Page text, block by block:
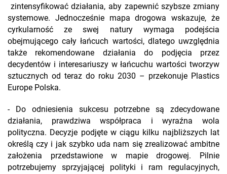
zintensyfikować działania, aby zapewnić szybsze zmiany
systemowe. Jednocześnie mapa drogowa wskazuje, że
cyrkularność ze swej natury wymaga podejścia
obejmującego cały łańcuch wartości, dlatego uwzględnia
także rekomendowane działania do podjęcia przez
decydentów i interesariuszy w łańcuchu wartości tworzyw
sztucznych od teraz do roku 2030 – przekonuje Plastics
Europe Polska.
- Do odniesienia sukcesu potrzebne są zdecydowane
działania, prawdziwa współpraca i wyraźna wola
polityczna. Decyzje podjęte w ciągu kilku najbliższych lat
określą czy i jak szybko uda nam się zrealizować ambitne
założenia przedstawione w mapie drogowej. Pilnie
potrzebujemy sprzyjającej polityki i ram regulacyjnych,